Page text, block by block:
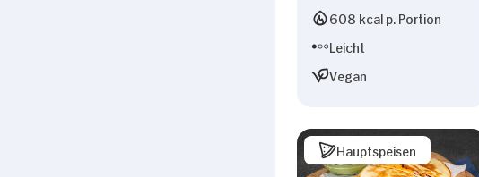
608 kcal p. Portion
Leicht
Vegan
Hauptspeisen